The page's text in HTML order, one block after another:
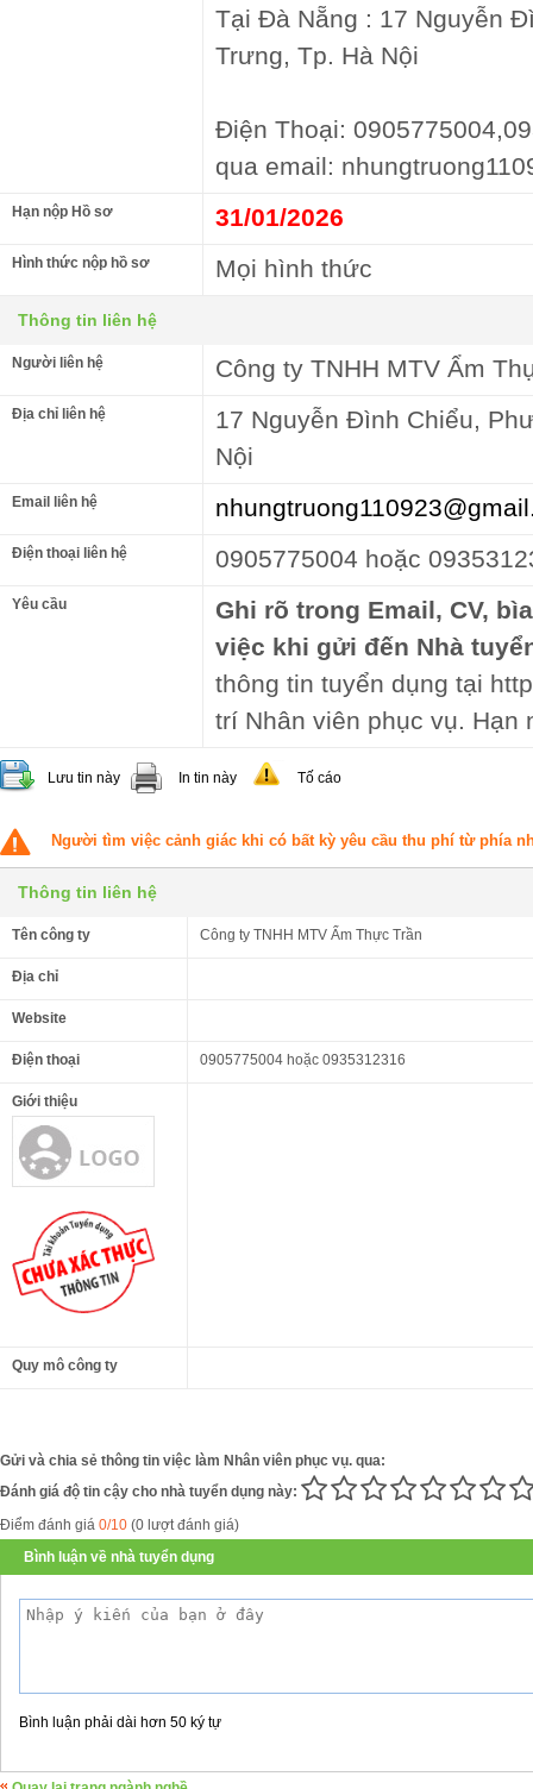
Tại Đà Nẵng : 17 Nguyễn
Trưng, Tp. Hà Nội
Điện Thoại:
qua email:
Hạn nộp Hồ sơ 31/01/2026
Hình thức nộp hồ sơ Mọi hình thức
Thông tin liên hệ
Người liên hệ Công ty TNHH MTV Ẩm
Địa chỉ liên hệ
17 Nguyễn Đình Chiểu,
Nội
Email liên hệ
Điện thoại liên hệ 0905775004 hoặc
Yêu cầu
Ghi rõ trong Email, CV,
việc khi gửi đến Nhà
thông tin tuyển dụng tại
trí Nhân viên phục vụ. Hạn
Lưu tin này In tin này Tố cáo
Người tìm việc cảnh giác khi có bất kỳ yêu cầu thu phí từ phía
Thông tin liên hệ
Tên công ty Công ty TNHH MTV Ẩm Thực Trần
Địa chỉ
Website
Điện thoại 0905775004 hoặc 0935312316
Giới thiệu
Quy mô công ty
Gửi và chia sẻ thông tin việc làm Nhân viên phục vụ. qua:
Đánh giá độ tin cậy cho nhà tuyển dụng này:
Điểm đánh giá 0/10 (0 lượt đánh giá)
Bình luận về nhà tuyển dụng
Bình luận phải dài hơn 50 ký tự